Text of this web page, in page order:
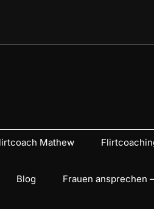
Mathew
Blog Frauen ansprechen